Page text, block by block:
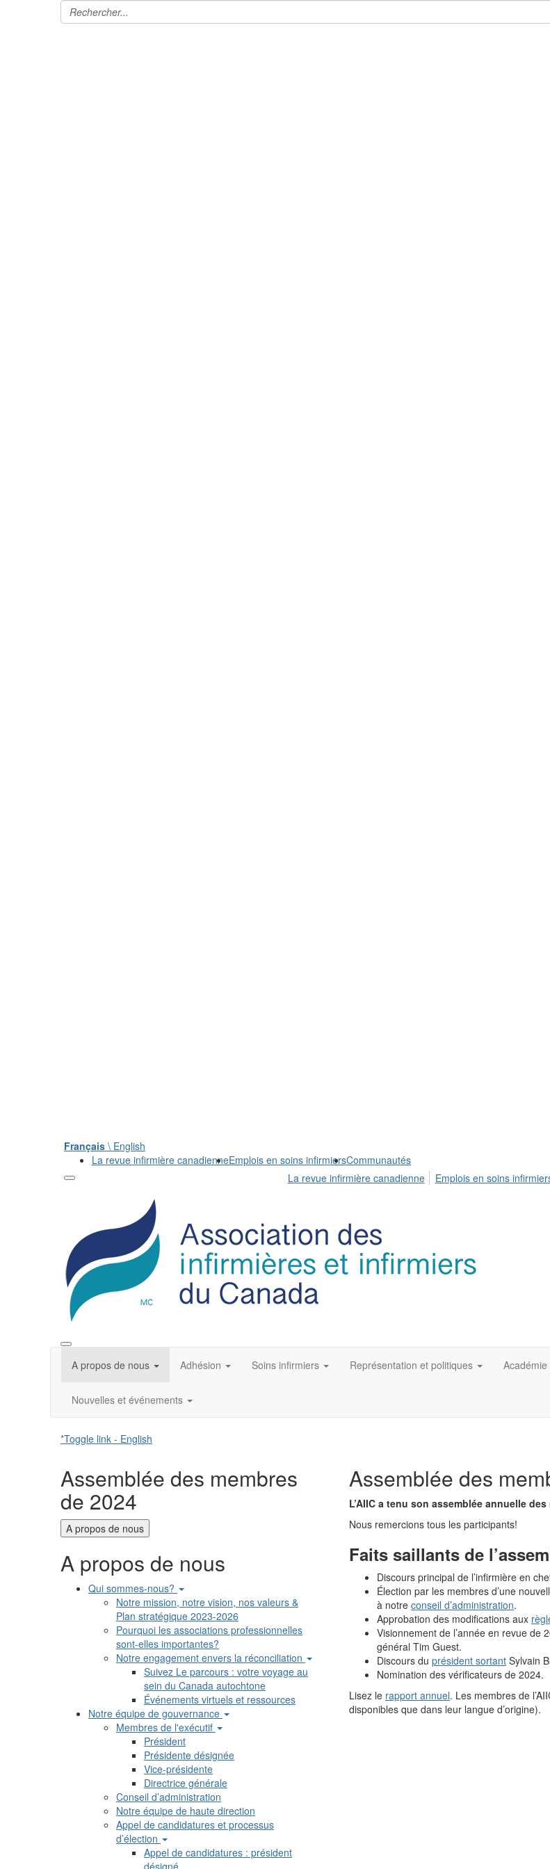
Français \ English
La revue infirmière canadienneEmplois en soins infirmiersCommunautés
La revue infirmière canadienne Emplois en soins
A propos de nous Adhésion Soins infirmiers Représentation et politiques Académie
Nouvelles et événements
*Toggle link - English
Assemblée des membres
de 2024
A propos de nous
A propos de nous
Qui sommes-nous?
Notre mission, notre vision, nos valeurs &
Plan stratégique 2023-2026
Pourquoi les associations professionnelles
sont-elles importantes?
Notre engagement envers la réconciliation
Suivez Le parcours : votre voyage au
sein du Canada autochtone
Événements virtuels et ressources
Notre équipe de gouvernance
Membres de l'exécutif
Président
Présidente désignée
Vice-présidente
Directrice générale
Conseil d’administration
Notre équipe de haute direction
Appel de candidatures et processus
d’élection
Appel de candidatures : président
Assemblée des
L’AIIC a tenu son assemblée annuelle
Nous remercions tous les participants!
Faits saillants de
Discours principal de l’infirmière en
Élection par les membres d’une
à notre conseil d’administration.
Approbation des modifications aux
Visionnement de l’année en revue de
général Tim Guest.
Discours du président sortant Sylvain
Nomination des vérificateurs de 2024.
Lisez le rapport annuel. Les membres de
disponibles que dans leur langue d’origine).